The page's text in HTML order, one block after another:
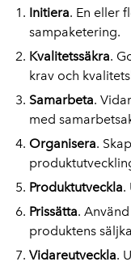
Initiera. En eller
sampaketering.
Kvalitetssäkra.
krav och
Samarbeta.
med
Organisera.
Produktutveckla.
Prissätta.
produktens
Vidareutveckla.